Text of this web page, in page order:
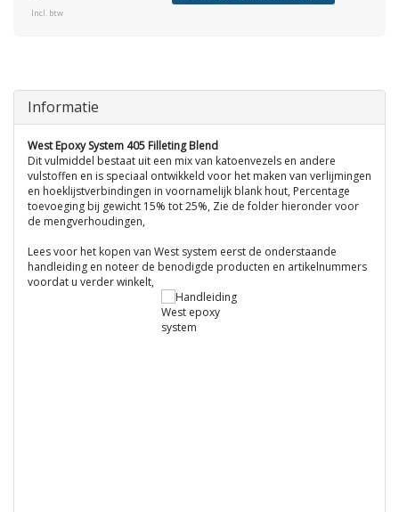
Incl. btw
Informatie
West Epoxy System 405 Filleting Blend
Dit vulmiddel bestaat uit een mix van katoenvezels en andere
vulstoffen en is speciaal ontwikkeld voor het maken van verlijmingen
en hoeklijstverbindingen in voornamelijk blank hout, Percentage
toevoeging bij gewicht 15% tot 25%, Zie de folder hieronder voor
de mengverhoudingen,
Lees voor het kopen van West system eerst de onderstaande
handleiding en noteer de benodigde producten en artikelnummers
voordat u verder winkelt,